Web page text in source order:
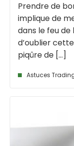
Prendre de
implique de
dans le feu de
d’oublier
piqûre de [...]
Astuces